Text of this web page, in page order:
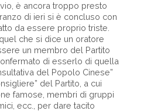
è ancora troppo presto
di ieri si è concluso con
da essere proprio triste.
che si dice un oratore
un membro del Partito
di esserlo di quella
del Popolo Cinese”
del Partito, a cui
famose, membri di gruppi
ecc., per dare tacito